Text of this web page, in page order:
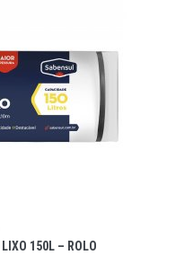
LIXO 150L – ROLO